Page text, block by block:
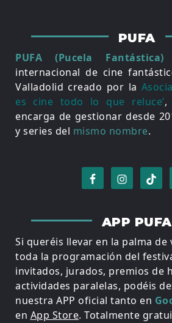
PUFA
PUFA (Pucela Fantástica)
internacional de cine
Valladolid creado por la
es cine todo lo que reluce’,
encarga de gestionar desde
y series del mismo nombre.
APP PUFA
Si queréis llevar en la palma de
toda la programación del
invitados, jurados, premios de
actividades paralelas, podéis
nuestra APP oficial tanto en
en App Store. Totalmente